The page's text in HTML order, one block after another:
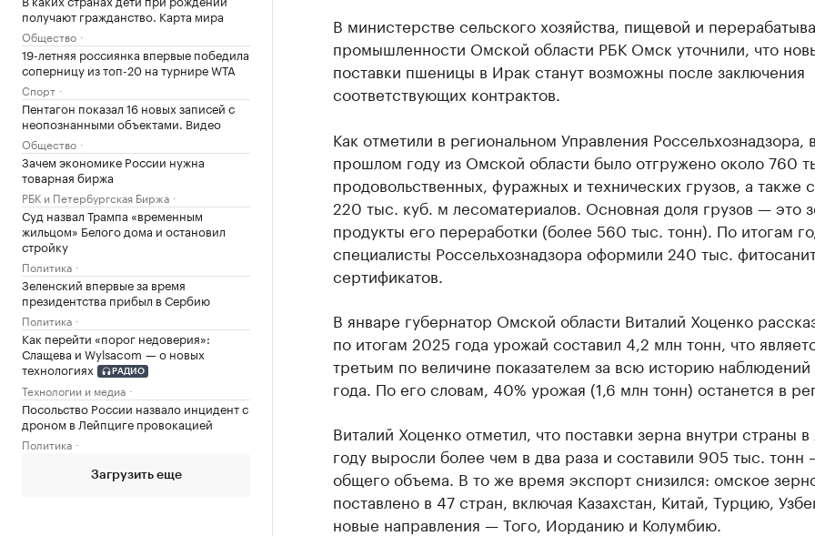
получают гражданство. Карта мира
Общество
19-летняя россиянка впервые победила
соперницу из топ-20 на турнире WTA
Спорт
Пентагон показал 16 новых записей с
неопознанными объектами. Видео
Общество
Зачем экономике России нужна
товарная биржа
РБК и Петербургская Биржа
Суд назвал Трампа «временным
жильцом» Белого дома и остановил
стройку
Политика
Зеленский впервые за время
президентства прибыл в Сербию
Политика
Как перейти «порог недоверия»:
Слащева и Wylsacom — о новых
технологиях
РАДИО
Технологии и медиа
Посольство России назвало инцидент с
дроном в Лейпциге провокацией
Политика
Загрузить еще
В министерстве сельского хозяйства, пищевой и
промышленности Омской области РБК Омск уточнили, что
поставки пшеницы в Ирак станут возможны после заключения
соответствующих контрактов.
Как отметили в региональном Управления Россельхознадзора,
прошлом году из Омской области было отгружено около 760
продовольственных, фуражных и технических грузов, а также
220 тыс. куб. м лесоматериалов. Основная доля грузов — это
продукты его переработки (более 560 тыс. тонн). По итогам
специалисты Россельхознадзора оформили 240 тыс.
сертификатов.
В январе губернатор Омской области Виталий Хоценко
по итогам 2025 года урожай составил 4,2 млн тонн, что
третьим по величине показателем за всю историю наблюдений
года. По его словам, 40% урожая (1,6 млн тонн) останется в
Виталий Хоценко отметил, что поставки зерна внутри страны
году выросли более чем в два раза и составили 905 тыс. тонн
общего объема. В то же время экспорт снизился: омское
поставлено в 47 стран, включая Казахстан, Китай, Турцию,
новые направления — Того, Иорданию и Колумбию.